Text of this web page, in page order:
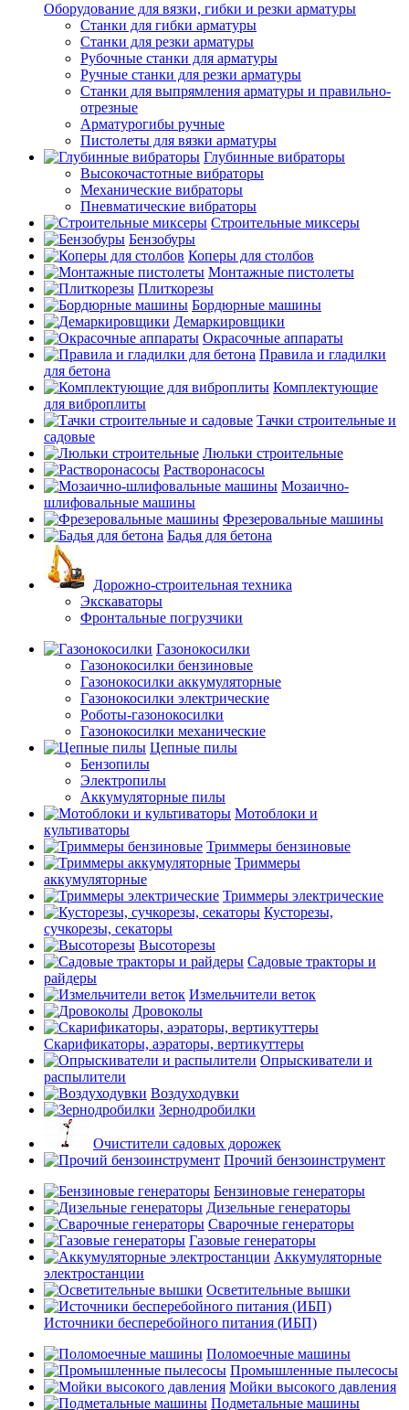
Оборудование для вязки, гибки и резки арматуры
Станки для гибки арматуры
Станки для резки арматуры
Рубочные станки для арматуры
Ручные станки для резки арматуры
Станки для выпрямления арматуры и правильно-
отрезные
Арматурогибы ручные
Пистолеты для вязки арматуры
Глубинные вибраторы
Высокочастотные вибраторы
Механические вибраторы
Пневматические вибраторы
Строительные миксеры
Бензобуры
Коперы для столбов
Монтажные пистолеты
Плиткорезы
Бордюрные машины
Демаркировщики
Окрасочные аппараты
Правила и гладилки
для бетона
Комплектующие
для виброплиты
Тачки строительные и
садовые
Люльки строительные
Растворонасосы
Мозаично-
шлифовальные машины
Фрезеровальные машины
Бадья для бетона
Дорожно-строительная техника
Экскаваторы
Фронтальные погрузчики
Газонокосилки
Газонокосилки бензиновые
Газонокосилки аккумуляторные
Газонокосилки электрические
Роботы-газонокосилки
Газонокосилки механические
Цепные пилы
Бензопилы
Электропилы
Аккумуляторные пилы
Мотоблоки и
культиваторы
Триммеры бензиновые
Триммеры
аккумуляторные
Триммеры электрические
Кусторезы,
сучкорезы, секаторы
Высоторезы
Садовые тракторы и
райдеры
Измельчители веток
Дровоколы
Скарификаторы, аэраторы, вертикуттеры
Опрыскиватели и
распылители
Воздуходувки
Зернодробилки
Очистители садовых дорожек
Прочий бензоинструмент
Бензиновые генераторы
Дизельные генераторы
Сварочные генераторы
Газовые генераторы
Аккумуляторные
электростанции
Осветительные вышки
Источники бесперебойного питания (ИБП)
Поломоечные машины
Промышленные пылесосы
Мойки высокого давления
Подметальные машины